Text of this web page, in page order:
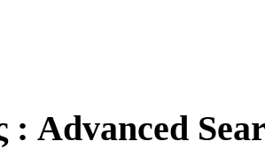
: Advanced